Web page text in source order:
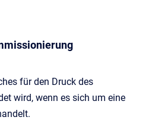
für den Druck des
wird, wenn es sich um eine